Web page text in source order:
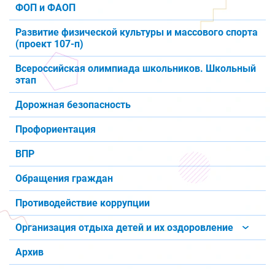
ФОП и ФАОП
Развитие физической культуры и массового спорта
(проект 107-п)
Всероссийская олимпиада школьников. Школьный
этап
Дорожная безопасность
Профориентация
ВПР
Обращения граждан
Противодействие коррупции
Организация отдыха детей и их оздоровление
Архив